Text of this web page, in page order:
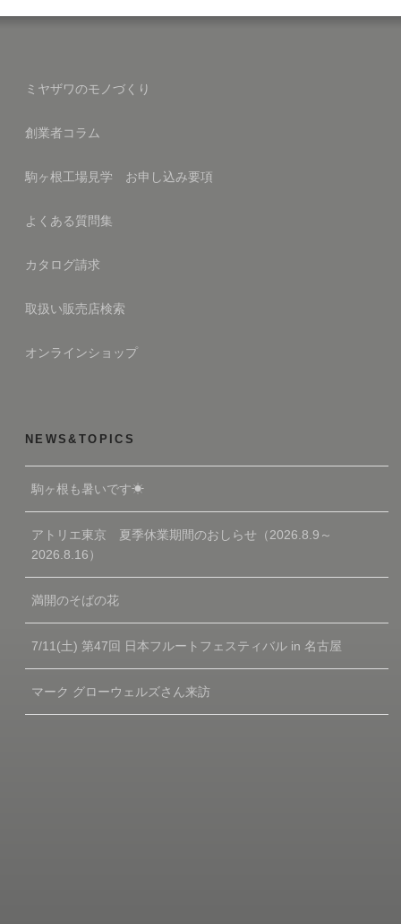
ミヤザワのモノづくり
創業者コラム
駒ヶ根工場見学 お申し込み要項
よくある質問集
カタログ請求
取扱い販売店検索
オンラインショップ
NEWS&TOPICS
駒ヶ根も暑いです☀
アトリエ東京 夏季休業期間のおしらせ（2026.8.9～
2026.8.16）
満開のそばの花
7/11(土) 第47回 日本フルートフェスティバル in 名古屋
マーク グローウェルズさん来訪